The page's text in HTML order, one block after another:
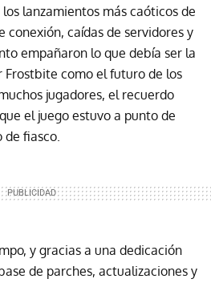
lanzamientos más caóticos de
conexión, caídas de servidores y
empañaron lo que debía ser la
como el futuro de los
jugadores, el recuerdo
el juego estuvo a punto de
de fiasco.
y gracias a una dedicación
de parches, actualizaciones y